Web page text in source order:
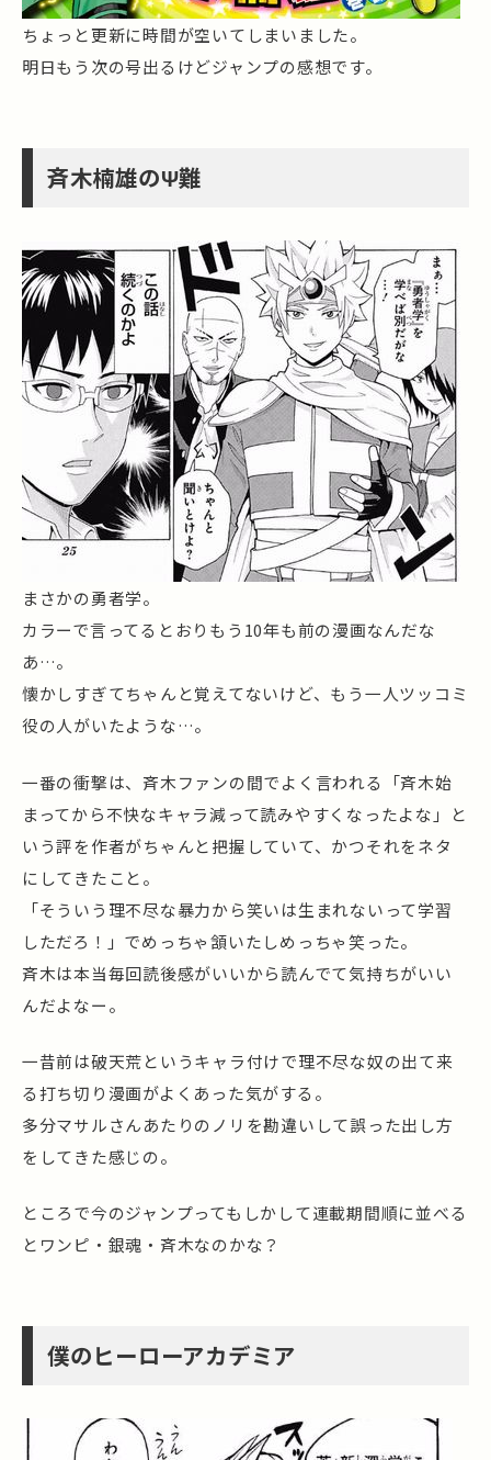
ちょっと更新に時間が空いてしまいました。
明日もう次の号出るけどジャンプの感想です。
斉木楠雄のΨ難
まさかの勇者学。
カラーで言ってるとおりもう10年も前の漫画なんだな
あ…。
懐かしすぎてちゃんと覚えてないけど、もう一人ツッコミ
役の人がいたような…。
一番の衝撃は、斉木ファンの間でよく言われる「斉木始
まってから不快なキャラ減って読みやすくなったよな」と
いう評を作者がちゃんと把握していて、かつそれをネタ
にしてきたこと。
「そういう理不尽な暴力から笑いは生まれないって学習
しただろ！」でめっちゃ頷いたしめっちゃ笑った。
斉木は本当毎回読後感がいいから読んでて気持ちがいい
んだよなー。
一昔前は破天荒というキャラ付けで理不尽な奴の出て来
る打ち切り漫画がよくあった気がする。
多分マサルさんあたりのノリを勘違いして誤った出し方
をしてきた感じの。
ところで今のジャンプってもしかして連載期間順に並べる
とワンピ・銀魂・斉木なのかな？
僕のヒーローアカデミア